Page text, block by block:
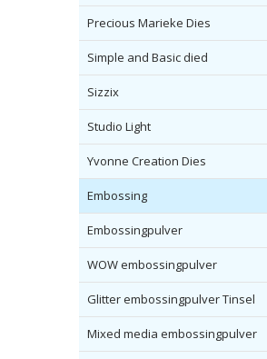
Precious Marieke Dies
Simple and Basic died
Sizzix
Studio Light
Yvonne Creation Dies
Embossing
Embossingpulver
WOW embossingpulver
Glitter embossingpulver Tinsel
Mixed media embossingpulver